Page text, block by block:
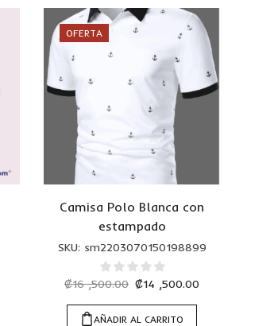
OFERTA
Camisa Polo Blanca con
estampado
SKU: sm2203070150198899
₡16 ,500.00 ₡14 ,500.00
AÑADIR AL CARRITO